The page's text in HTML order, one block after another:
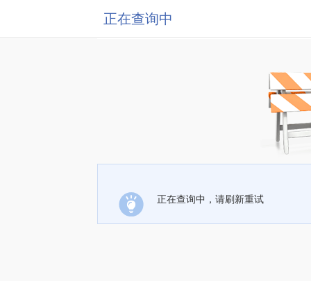
正在查询中
正在查询中，请刷新重试